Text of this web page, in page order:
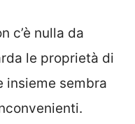
c’è nulla da
le proprietà di
insieme sembra